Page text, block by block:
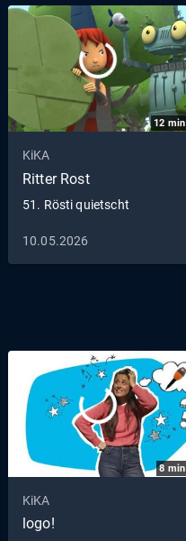
12 min
KiKA
Ritter Rost
51. Rösti quietscht
10.05.2026
8 min
KiKA
logo!